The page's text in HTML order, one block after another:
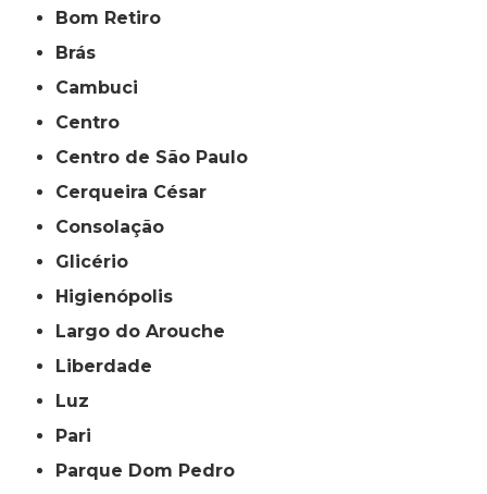
Bom Retiro
Brás
Cambuci
Centro
Centro de São Paulo
Cerqueira César
Consolação
Glicério
Higienópolis
Largo do Arouche
Liberdade
Luz
Pari
Parque Dom Pedro